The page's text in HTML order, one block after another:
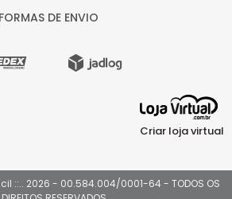
FORMAS DE ENVIO
Criar loja virtual
::.. 2026 - 00.584.004/0001-64 - TODOS OS